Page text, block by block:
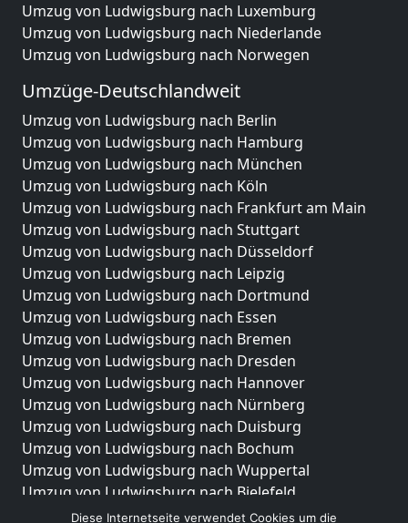
Umzug von Ludwigsburg nach Luxemburg
Umzug von Ludwigsburg nach Niederlande
Umzug von Ludwigsburg nach Norwegen
Umzüge-Deutschlandweit
Umzug von Ludwigsburg nach Berlin
Umzug von Ludwigsburg nach Hamburg
Umzug von Ludwigsburg nach München
Umzug von Ludwigsburg nach Köln
Umzug von Ludwigsburg nach Frankfurt am Main
Umzug von Ludwigsburg nach Stuttgart
Umzug von Ludwigsburg nach Düsseldorf
Umzug von Ludwigsburg nach Leipzig
Umzug von Ludwigsburg nach Dortmund
Umzug von Ludwigsburg nach Essen
Umzug von Ludwigsburg nach Bremen
Umzug von Ludwigsburg nach Dresden
Umzug von Ludwigsburg nach Hannover
Umzug von Ludwigsburg nach Nürnberg
Umzug von Ludwigsburg nach Duisburg
Umzug von Ludwigsburg nach Bochum
Umzug von Ludwigsburg nach Wuppertal
Umzug von Ludwigsburg nach Bielefeld
Umzug von Ludwigsburg nach Bonn
Diese Internetseite verwendet Cookies um die